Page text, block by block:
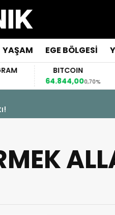
YAŞAM EGE BÖLGESİ
BITCOIN
64.844,000,70%